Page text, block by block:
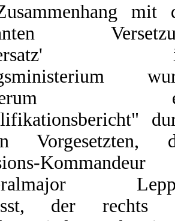
mit
Vorgesetzten,
Kommandeur
der rechts